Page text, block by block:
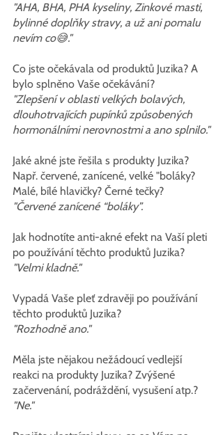
"AHA, BHA, PHA kyseliny, Zinkové masti,
bylinné doplňky stravy, a už ani pomalu
nevím co😅."
Co jste očekávala od produktů Juzika? A
bylo splněno Vaše očekávání?
"Zlepšení v oblasti velkých bolavých,
dlouhotrvajících pupínků způsobených
hormonálními nerovnostmi a ano splnilo."
Jaké akné jste řešila s produkty Juzika?
Např. červené, zanícené, velké "boláky?
Malé, bílé hlavičky? Černé tečky?
"Červené zanícené “boláky”.
Jak hodnotíte anti-akné efekt na Vaší pleti
po používání těchto produktů Juzika?
"Velmi kladně."
Vypadá Vaše pleť zdravěji po používání
těchto produktů Juzika?
"Rozhodně ano."
Měla jste nějakou nežádoucí vedlejší
reakci na produkty Juzika? Zvýšené
začervenání, podráždění, vysušení atp.?
"Ne."